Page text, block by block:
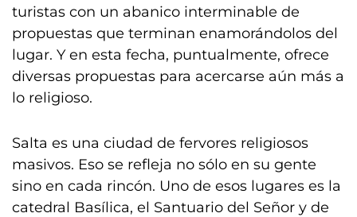
turistas con un abanico interminable de
propuestas que terminan enamorándolos del
lugar. Y en esta fecha, puntualmente, ofrece
diversas propuestas para acercarse aún más a
lo religioso.
Salta es una ciudad de fervores religiosos
masivos. Eso se refleja no sólo en su gente
sino en cada rincón. Uno de esos lugares es la
catedral Basílica, el Santuario del Señor y de